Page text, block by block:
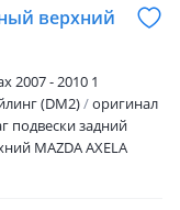
верхний
2007 - 2010 1
(DM2)
оригинал
подвески задний
MAZDA AXELA
и актуальную цену